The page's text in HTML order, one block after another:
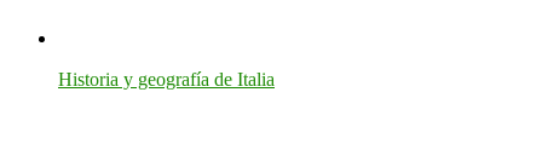
Historia y geografía de Italia